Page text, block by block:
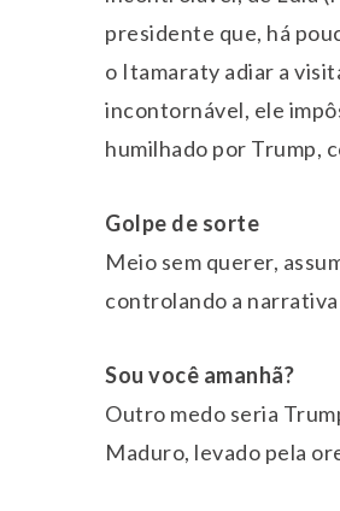
presidente que, há
o Itamaraty adiar a
incontornável, ele
humilhado por Trump,
Golpe de sorte
Meio sem querer,
controlando a
Sou você amanhã?
Outro medo seria
Maduro, levado pela